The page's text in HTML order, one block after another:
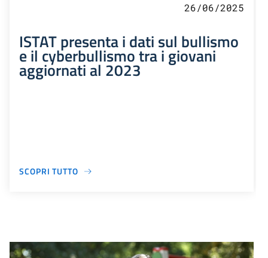
26/06/2025
ISTAT presenta i dati sul bullismo
e il cyberbullismo tra i giovani
aggiornati al 2023
SCOPRI TUTTO